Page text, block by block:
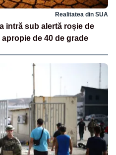
Realitatea din SUA
intră sub alertă roșie de
de 40 de grade